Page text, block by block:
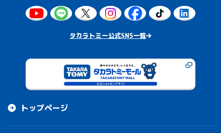
タカラトミー公式SNS一覧
トップページ